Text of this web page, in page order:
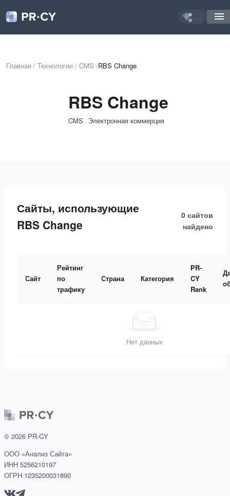
...
Главная / Технологии / CMS /RBS Change
RBS Change
CMS Электронная коммерция
Сайты, использующие
RBS Change
0 сайтов
найдено
Сайт
Рейтинг
по
трафику
Страна Категория
PR-
CY
Rank
Нет данных
© 2026 PR-CY
ООО «Анализ Сайта»
ИНН 5256210197
ОГРН 1235200031890